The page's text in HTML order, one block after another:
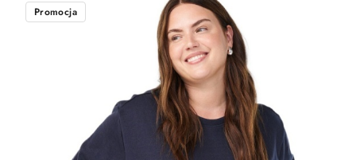
Promocja